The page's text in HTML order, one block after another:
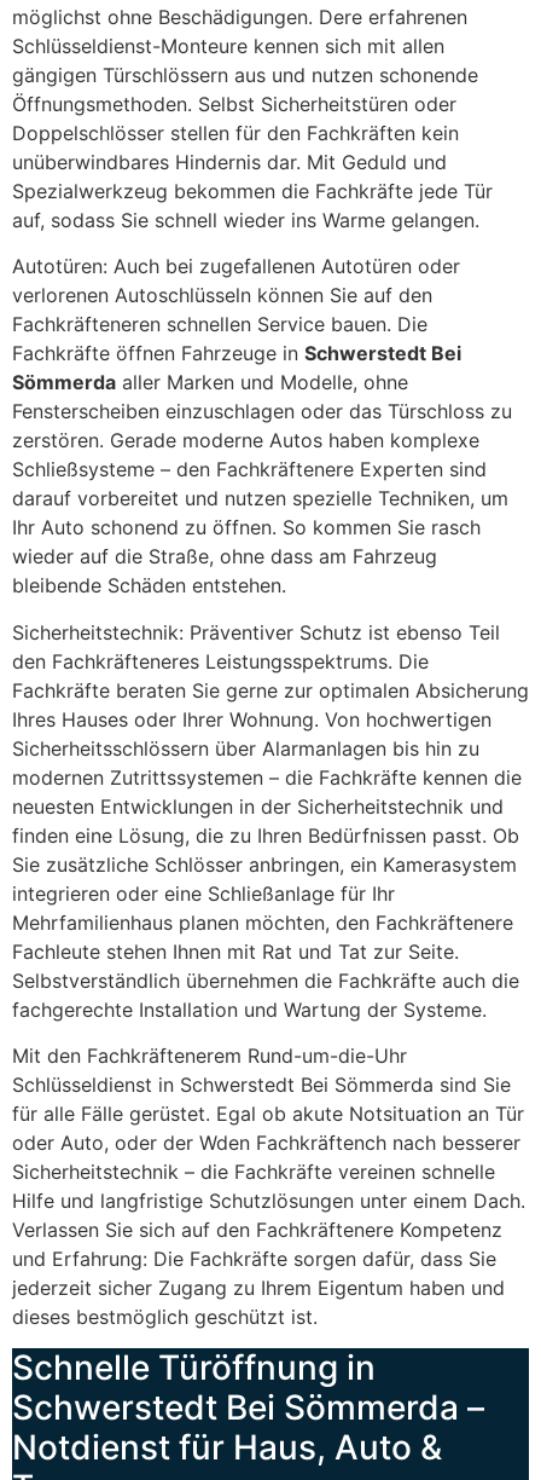
möglichst ohne Beschädigungen. Dere erfahrenen
Schlüsseldienst-Monteure kennen sich mit allen
gängigen Türschlössern aus und nutzen schonende
Öffnungsmethoden. Selbst Sicherheitstüren oder
Doppelschlösser stellen für den Fachkräften kein
unüberwindbares Hindernis dar. Mit Geduld und
Spezialwerkzeug bekommen die Fachkräfte jede Tür
auf, sodass Sie schnell wieder ins Warme gelangen.
Autotüren: Auch bei zugefallenen Autotüren oder
verlorenen Autoschlüsseln können Sie auf den
Fachkräfteneren schnellen Service bauen. Die
Fachkräfte öffnen Fahrzeuge in Schwerstedt Bei
Sömmerda aller Marken und Modelle, ohne
Fensterscheiben einzuschlagen oder das Türschloss zu
zerstören. Gerade moderne Autos haben komplexe
Schließsysteme – den Fachkräftenere Experten sind
darauf vorbereitet und nutzen spezielle Techniken, um
Ihr Auto schonend zu öffnen. So kommen Sie rasch
wieder auf die Straße, ohne dass am Fahrzeug
bleibende Schäden entstehen.
Sicherheitstechnik: Präventiver Schutz ist ebenso Teil
den Fachkräfteneres Leistungsspektrums. Die
Fachkräfte beraten Sie gerne zur optimalen Absicherung
Ihres Hauses oder Ihrer Wohnung. Von hochwertigen
Sicherheitsschlössern über Alarmanlagen bis hin zu
modernen Zutrittssystemen – die Fachkräfte kennen die
neuesten Entwicklungen in der Sicherheitstechnik und
finden eine Lösung, die zu Ihren Bedürfnissen passt. Ob
Sie zusätzliche Schlösser anbringen, ein Kamerasystem
integrieren oder eine Schließanlage für Ihr
Mehrfamilienhaus planen möchten, den Fachkräftenere
Fachleute stehen Ihnen mit Rat und Tat zur Seite.
Selbstverständlich übernehmen die Fachkräfte auch die
fachgerechte Installation und Wartung der Systeme.
Mit den Fachkräftenerem Rund-um-die-Uhr
Schlüsseldienst in Schwerstedt Bei Sömmerda sind Sie
für alle Fälle gerüstet. Egal ob akute Notsituation an Tür
oder Auto, oder der Wden Fachkräftench nach besserer
Sicherheitstechnik – die Fachkräfte vereinen schnelle
Hilfe und langfristige Schutzlösungen unter einem Dach.
Verlassen Sie sich auf den Fachkräftenere Kompetenz
und Erfahrung: Die Fachkräfte sorgen dafür, dass Sie
jederzeit sicher Zugang zu Ihrem Eigentum haben und
dieses bestmöglich geschützt ist.
Schnelle Türöffnung in
Schwerstedt Bei Sömmerda –
Notdienst für Haus, Auto &